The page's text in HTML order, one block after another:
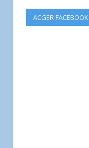
ACGER FACEBOOK